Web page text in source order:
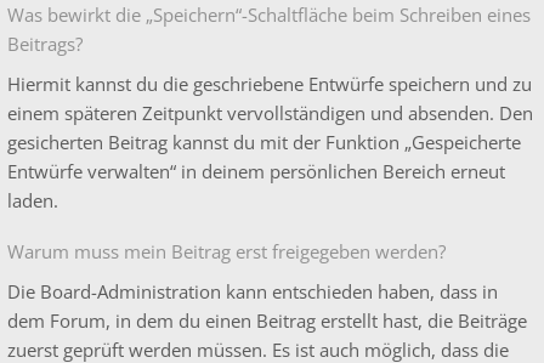
Was bewirkt die „Speichern“-Schaltfläche beim Schreiben eines
Beitrags?
Hiermit kannst du die geschriebene Entwürfe speichern und zu
einem späteren Zeitpunkt vervollständigen und absenden. Den
gesicherten Beitrag kannst du mit der Funktion „Gespeicherte
Entwürfe verwalten“ in deinem persönlichen Bereich erneut
laden.
Warum muss mein Beitrag erst freigegeben werden?
Die Board-Administration kann entschieden haben, dass in
dem Forum, in dem du einen Beitrag erstellt hast, die Beiträge
zuerst geprüft werden müssen. Es ist auch möglich, dass die